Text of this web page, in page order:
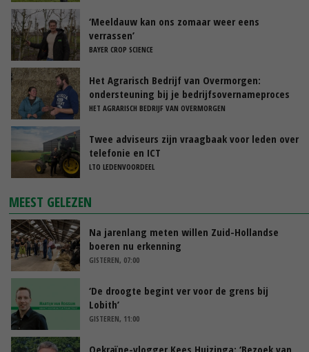
‘Meeldauw kan ons zomaar weer eens
verrassen’
BAYER CROP SCIENCE
Het Agrarisch Bedrijf van Overmorgen:
ondersteuning bij je bedrijfsovernameproces
HET AGRARISCH BEDRIJF VAN OVERMORGEN
Twee adviseurs zijn vraagbaak voor leden over
telefonie en ICT
LTO LEDENVOORDEEL
MEEST GELEZEN
Na jarenlang meten willen Zuid-Hollandse
boeren nu erkenning
GISTEREN, 07:00
‘De droogte begint ver voor de grens bij
Lobith’
GISTEREN, 11:00
Oekraïne-vlogger Kees Huizinga: ‘Bezoek van